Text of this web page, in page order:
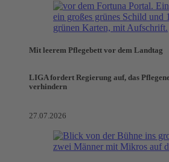
Mit leerem Pflegebett vor dem Landtag
LIGA fordert Regierung auf, das
verhindern
27.07.2026